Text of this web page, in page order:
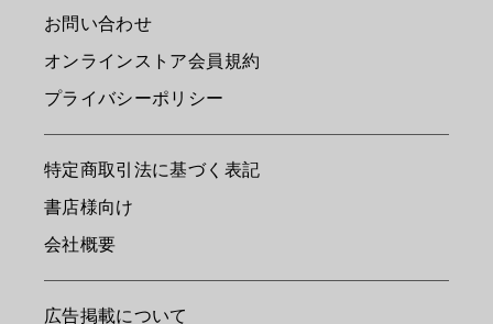
お問い合わせ
オンラインストア会員規約
プライバシーポリシー
特定商取引法に基づく表記
書店様向け
会社概要
広告掲載について